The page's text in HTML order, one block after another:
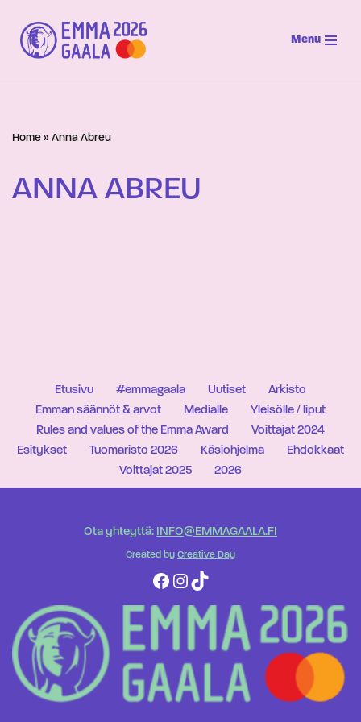
Siirry
suoraan
Menu
Home » Anna Abreu
ANNA ABREU
Etusivu #emmagaala Uutiset
Arkisto
Emman säännöt & arvot
Medialle
Yleisölle / liput
Rules and values of the Emma Award
Voittajat 2024
Esitykset
Tuomaristo 2026 Käsiohjelma
Ehdokkaat
Voittajat 2025
2026
Ota yhteyttä: INFO@EMMAGAALA.FI
Created by Creative Day